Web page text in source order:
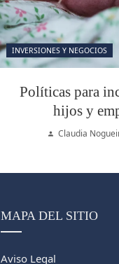
INVERSIONES Y NEGOCIOS
Políticas para
hijos y
Claudia
MAPA DEL SITIO
Aviso Legal